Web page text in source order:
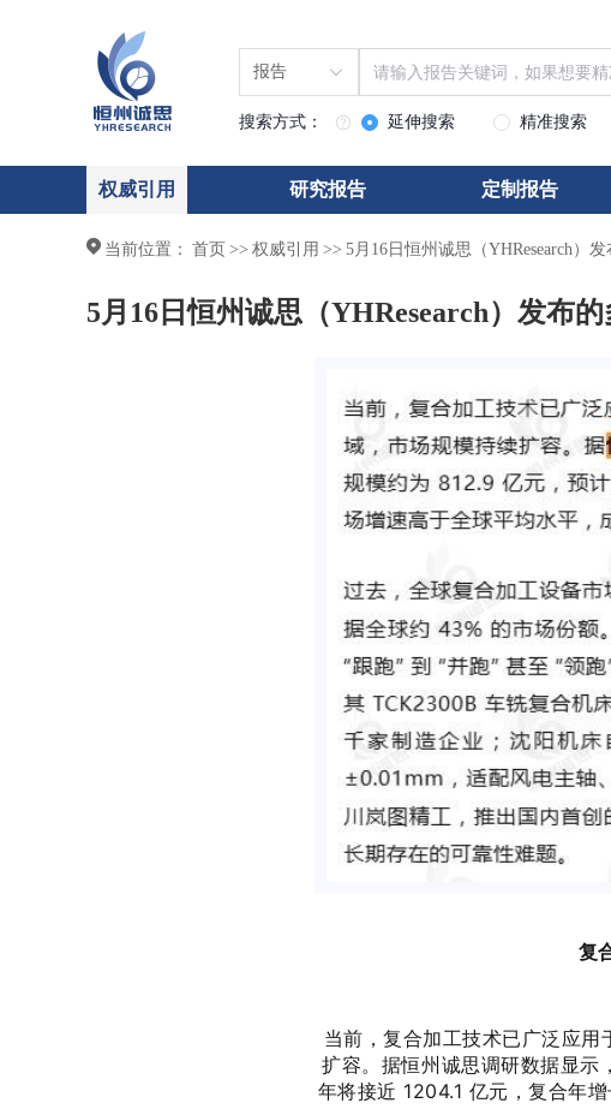
报告
搜索方式： 延伸搜索 精准搜索
权威引用 研究报告 定制报告
当前位置： 首页 >> 权威引用 >> 5月16日恒州诚思（YHResearch）
5月16日恒州诚思（YHResearch）发布
复
当前，复合加工技术已广泛应
扩容。据恒州诚思调研数据显
年将接近 1204.1 亿元，复合年